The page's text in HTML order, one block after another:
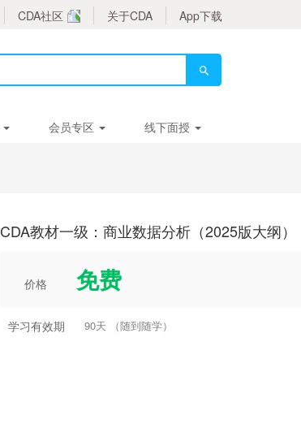
CDA社区 关于CDA App下载
会员专区 线下面授
CDA教材一级：商业数据分析（2025版大纲）
价格 免费
学习有效期 90天 （随到随学）